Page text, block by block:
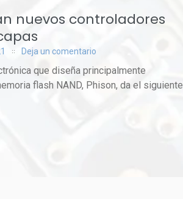
nuevos controladores
Deja un comentario
que diseña principalmente
flash NAND, Phison, da el siguiente